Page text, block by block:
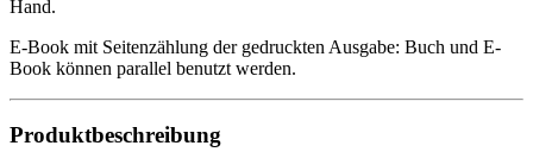
Hand.
E-Book mit Seitenzählung der gedruckten Ausgabe: Buch und E-
Book können parallel benutzt werden.
Produktbeschreibung